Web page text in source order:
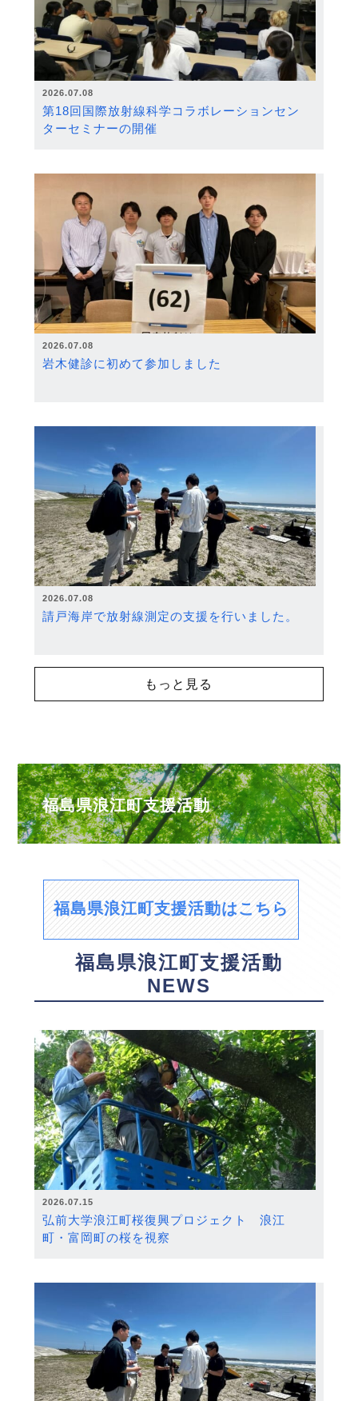
2026.07.08
第18回国際放射線科学コラボレーションセン
ターセミナーの開催
2026.07.08
岩木健診に初めて参加しました
2026.07.08
請戸海岸で放射線測定の支援を行いました。
もっと見る
福島県浪江町支援活動
福島県浪江町支援活動はこちら
福島県浪江町支援活動
NEWS
2026.07.15
弘前大学浪江町桜復興プロジェクト 浪江
町・富岡町の桜を視察